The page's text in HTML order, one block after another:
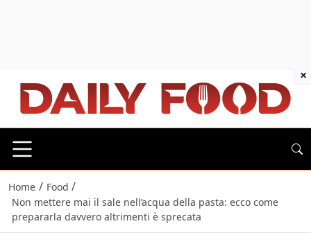
Home / Food /
Non mettere mai il sale nell’acqua della pasta: ecco come
prepararla davvero altrimenti è sprecata
×